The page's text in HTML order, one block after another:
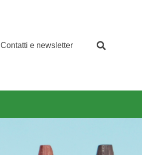
Contatti e newsletter